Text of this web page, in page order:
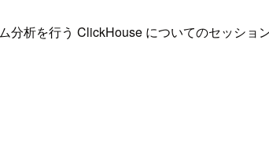
析を行う ClickHouse についてのセッション